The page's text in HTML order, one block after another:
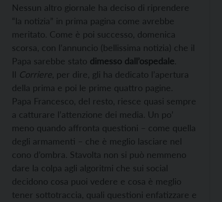
Nessun altro giornale ha deciso di riprendere
“la notizia” in prima pagina come avrebbe
meritato. Come è poi successo, domenica
scorsa, con l’annuncio (bellissima notizia) che il
Papa sarebbe stato dimesso dall’ospedale.
Il Corriere , per dire, gli ha dedicato l’apertura
della prima e poi le prime quattro pagine.
Papa Francesco, del resto, riesce quasi sempre
a catturare l’attenzione dei media. Un po’
meno quando affronta questioni – come quella
degli armamenti – che è meglio lasciare nel
cono d’ombra. Stavolta non si può nemmeno
dare la colpa agli algoritmi che sui social
decidono cosa puoi vedere e cosa è meglio
tener sottotraccia, quali questioni enfatizzare e